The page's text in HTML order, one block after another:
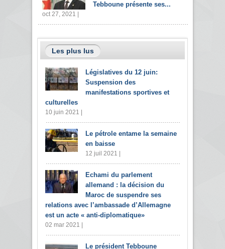
Tebboune présente ses...
oct 27, 2021 |
Les plus lus
Législatives du 12 juin:
Suspension des
manifestations sportives et
culturelles
10 juin 2021 |
Le pétrole entame la semaine
en baisse
12 juil 2021 |
Echami du parlement
allemand : la décision du
Maroc de suspendre ses
relations avec l’ambassade d’Allemagne
est un acte « anti-diplomatique»
02 mar 2021 |
Le président Tebboune